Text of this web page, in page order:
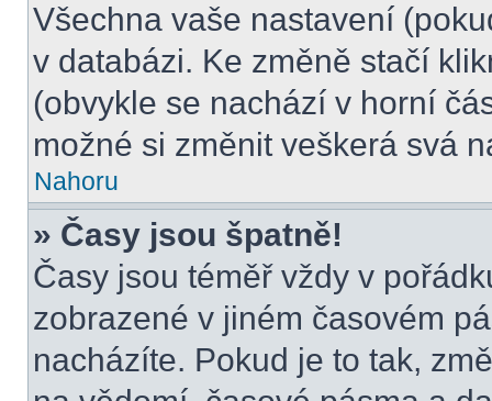
Všechna vaše nastavení
v databázi. Ke změně stačí
(obvykle se nachází v horní
možné si změnit veškerá svá
Nahoru
» Časy jsou špatně!
Časy jsou téměř vždy v
zobrazené v jiném časovém
nacházíte. Pokud je to tak,